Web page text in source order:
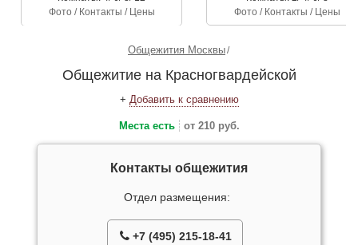
Фото / Контакты / Цены
Фото / Контакты / Цены
Общежития Москвы
Общежитие на Красногвардейской
+ Добавить к сравнению
Места есть от 210 руб.
Контакты общежития
Отдел размещения:
+7 (495) 215-18-41